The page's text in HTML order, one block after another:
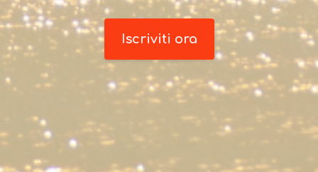
Iscriviti ora